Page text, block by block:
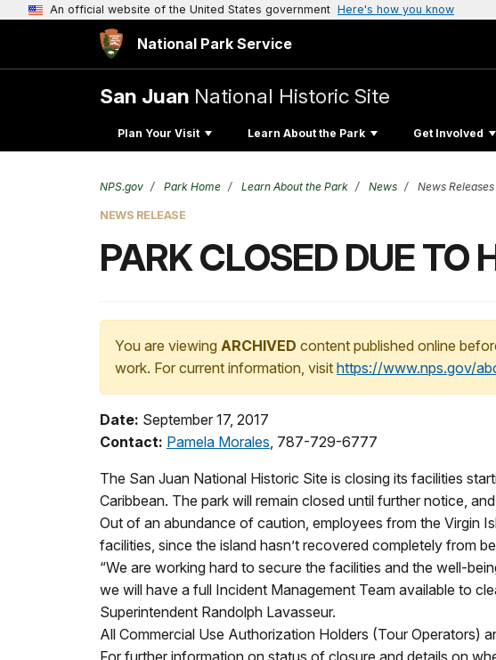
An official website of the United States government Here's how you know
National Park Service
San Juan National Historic Site
Plan Your Visit Learn About the Park Get Involved
NPS.gov Park Home Learn About the Park News News Releases
NEWS RELEASE
PARK CLOSED DUE TO
You are viewing ARCHIVED content published online
work. For current information, visit https://www.nps.gov/
Date: September 17, 2017
Contact: Pamela Morales, 787-729-6777
The San Juan National Historic Site is closing its facilities
Caribbean. The park will remain closed until further notice,
Out of an abundance of caution, employees from the Virgin
facilities, since the island hasn’t recovered completely from
“We are working hard to secure the facilities and the well-
we will have a full Incident Management Team available to
Superintendent Randolph Lavasseur.
All Commercial Use Authorization Holders (Tour Operators)
For further information on status of closure and details on